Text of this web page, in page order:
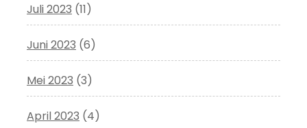
Juli 2023 (11)
Juni 2023 (6)
Mei 2023 (3)
April 2023 (4)